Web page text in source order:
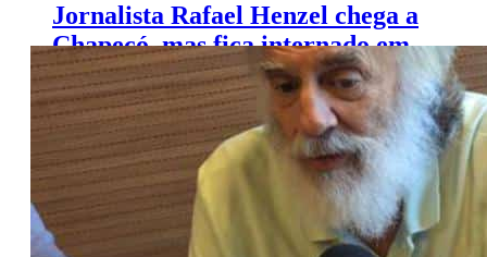
Jornalista Rafael Henzel chega a
Chapecó, mas fica internado em
hospital